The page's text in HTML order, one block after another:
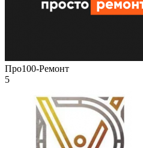
Про100-Ремонт
5